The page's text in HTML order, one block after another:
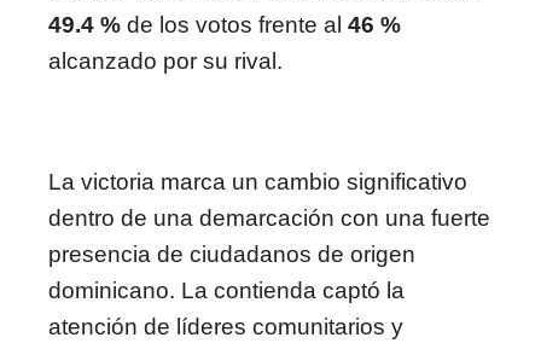
49.4 % de los votos frente al 46 %
alcanzado por su rival.
La victoria marca un cambio significativo
dentro de una demarcación con una fuerte
presencia de ciudadanos de origen
dominicano. La contienda captó la
atención de líderes comunitarios y